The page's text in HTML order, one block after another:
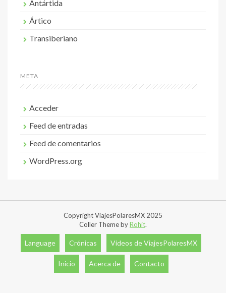
Antártida
Ártico
Transiberiano
META
Acceder
Feed de entradas
Feed de comentarios
WordPress.org
Copyright ViajesPolaresMX 2025
Coller Theme by Rohit.
Language Crónicas Vídeos de ViajesPolaresMX
Inicio Acerca de Contacto